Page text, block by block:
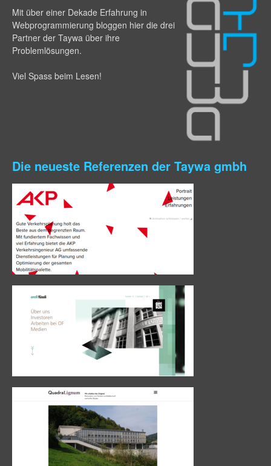
Mit über einer Dekade Erfahrung in
Webprogram­mierung bloggen hier die drei
Partner der Taywa über ihre
Problemlösungen.
Viel Spass beim Lesen!